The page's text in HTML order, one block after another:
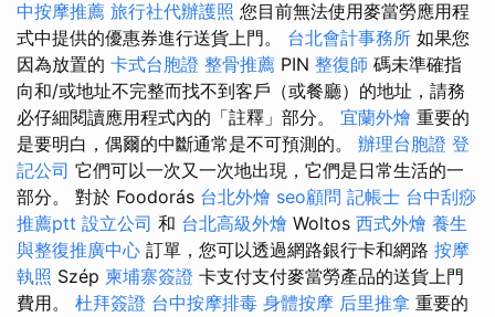
中按摩推薦 旅行社代辦護照 您目前無法使用麥當勞應用程
式中提供的優惠券進行送貨上門。 台北會計事務所 如果您
因為放置的 卡式台胞證 整骨推薦 PIN 整復師 碼未準確指
向和/或地址不完整而找不到客戶（或餐廳）的地址，請務
必仔細閱讀應用程式內的「註釋」部分。 宜蘭外燴 重要的
是要明白，偶爾的中斷通常是不可預測的。 辦理台胞證 登
記公司 它們可以一次又一次地出現，它們是日常生活的一
部分。 對於 Foodorás 台北外燴 seo顧問 記帳士 台中刮痧
推薦ptt 設立公司 和 台北高級外燴 Woltos 西式外燴 養生
與整復推廣中心 訂單，您可以透過網路銀行卡和網路 按摩
執照 Szép 柬埔寨簽證 卡支付支付麥當勞產品的送貨上門
費用。 杜拜簽證 台中按摩排毒 身體按摩 后里推拿 重要的